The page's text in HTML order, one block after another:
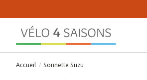
Accueil / Sonnette Suzu